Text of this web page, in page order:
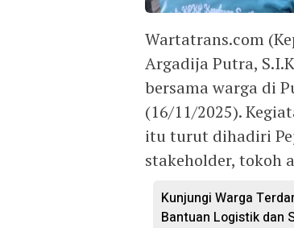
Wartatrans.com
Argadija Putra,
bersama warga di
(16/11/2025).
itu turut dihadiri
stakeholder, tokoh
Kunjungi Warga
Bantuan Logistik dan